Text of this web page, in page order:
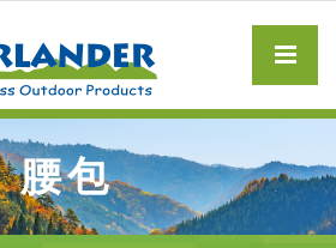
腰包